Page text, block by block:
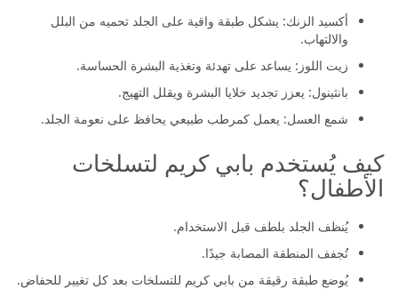
أكسيد الزنك: يشكل طبقة واقية على الجلد تحميه من البلل
والالتهاب.
زيت اللوز: يساعد على تهدئة وتغذية البشرة الحساسة.
بانثينول: يعزز تجديد خلايا البشرة ويقلل التهيج.
شمع العسل: يعمل كمرطب طبيعي يحافظ على نعومة الجلد.
كيف يُستخدم بابي كريم لتسلخات
الأطفال؟
يُنظف الجلد بلطف قبل الاستخدام.
تُجفف المنطقة المصابة جيدًا.
يُوضع طبقة رقيقة من بابي كريم للتسلخات بعد كل تغيير للحفاض.